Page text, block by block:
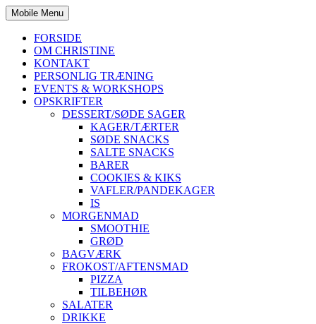
Mobile Menu
FORSIDE
OM CHRISTINE
KONTAKT
PERSONLIG TRÆNING
EVENTS & WORKSHOPS
OPSKRIFTER
DESSERT/SØDE SAGER
KAGER/TÆRTER
SØDE SNACKS
SALTE SNACKS
BARER
COOKIES & KIKS
VAFLER/PANDEKAGER
IS
MORGENMAD
SMOOTHIE
GRØD
BAGVÆRK
FROKOST/AFTENSMAD
PIZZA
TILBEHØR
SALATER
DRIKKE